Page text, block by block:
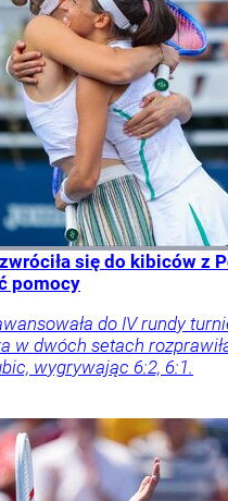
się do kibiców z
pomocy
do IV rundy
w dwóch setach
wygrywając 6:2, 6:1.